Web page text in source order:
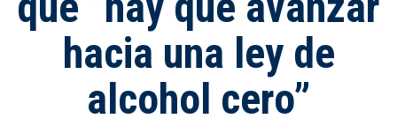
hacia una ley de
alcohol cero”